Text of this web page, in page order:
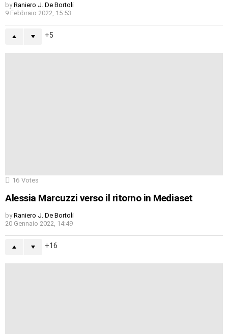
by Raniero J. De Bortoli
9 Febbraio 2022, 15:53
5
16 Votes
Alessia Marcuzzi verso il ritorno in Mediaset
by Raniero J. De Bortoli
20 Gennaio 2022, 14:49
16